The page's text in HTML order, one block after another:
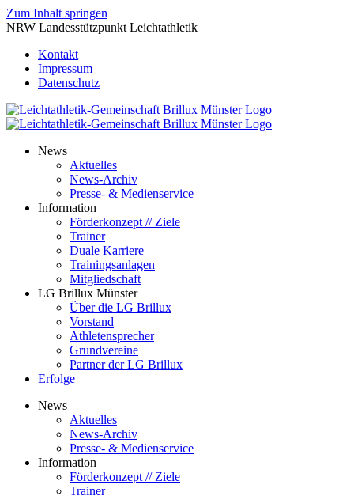
Zum Inhalt springen
NRW Landesstützpunkt Leichtathletik
Kontakt
Impressum
Datenschutz
News
Aktuelles
News-Archiv
Presse- & Medienservice
Information
Förderkonzept // Ziele
Trainer
Duale Karriere
Trainingsanlagen
Mitgliedschaft
LG Brillux Münster
Über die LG Brillux
Vorstand
Athletensprecher
Grundvereine
Partner der LG Brillux
Erfolge
News
Aktuelles
News-Archiv
Presse- & Medienservice
Information
Förderkonzept // Ziele
Trainer